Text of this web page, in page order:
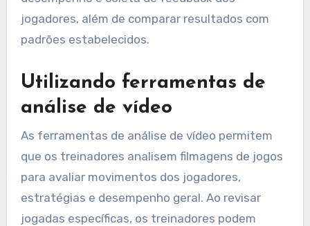
jogadores, além de comparar resultados com
padrões estabelecidos.
Utilizando ferramentas de
análise de vídeo
As ferramentas de análise de vídeo permitem
que os treinadores analisem filmagens de jogos
para avaliar movimentos dos jogadores,
estratégias e desempenho geral. Ao revisar
jogadas específicas, os treinadores podem